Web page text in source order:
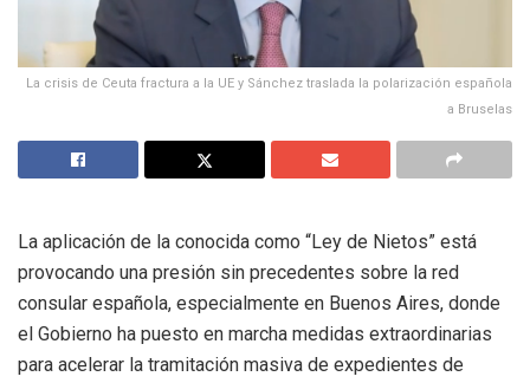
La crisis de Ceuta fractura a la UE y Sánchez traslada la polarización española
a Bruselas
La aplicación de la conocida como “Ley de Nietos” está
provocando una presión sin precedentes sobre la red
consular española, especialmente en Buenos Aires, donde
el Gobierno ha puesto en marcha medidas extraordinarias
para acelerar la tramitación masiva de expedientes de